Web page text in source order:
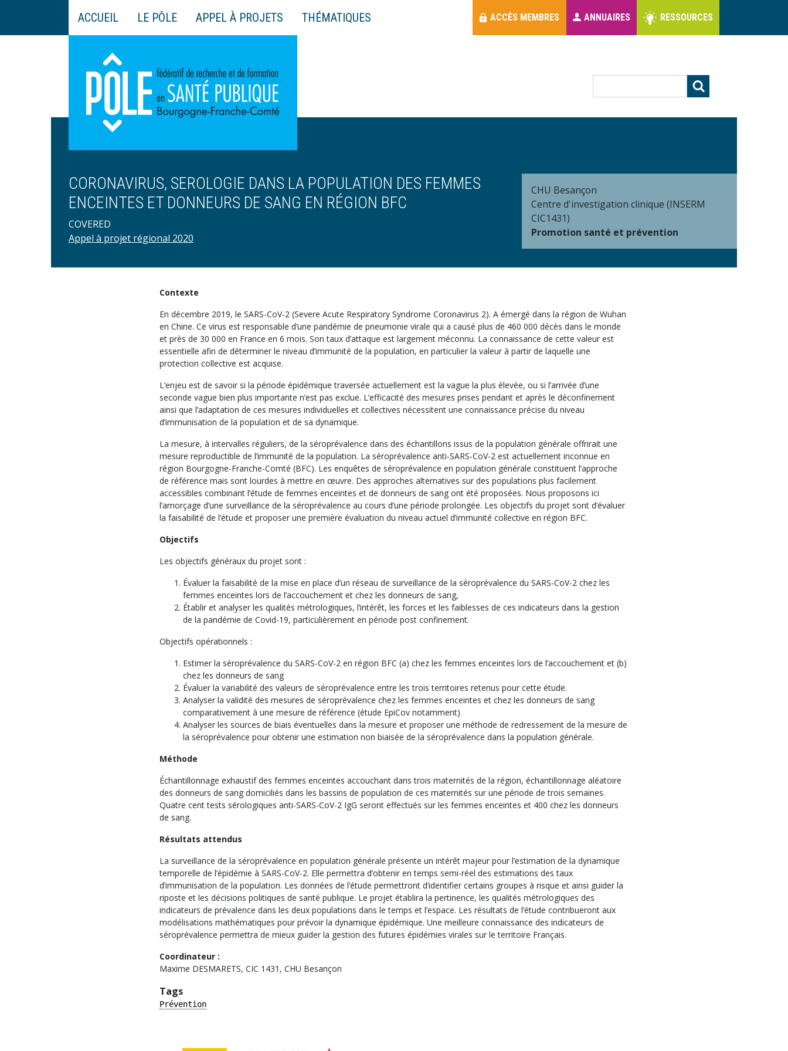
contenu
Main
navigation
ACCUEIL LE PÔLE APPEL À PROJETS THÉMATIQUES
Raccourcis
ACCÈS MEMBRES ANNUAIRES RESSOURCES
CORONAVIRUS, SEROLOGIE DANS LA POPULATION DES FEMMES
ENCEINTES ET DONNEURS DE SANG EN RÉGION BFC
COVERED
Appel à projet régional 2020
CHU Besançon
Centre d'investigation clinique (INSERM
CIC1431)
Promotion santé et prévention
Contexte
En décembre 2019, le SARS-CoV-2 (Severe Acute Respiratory Syndrome Coronavirus 2). A émergé dans la région de Wuhan
en Chine. Ce virus est responsable d’une pandémie de pneumonie virale qui a causé plus de 460 000 décès dans le monde
et près de 30 000 en France en 6 mois. Son taux d’attaque est largement méconnu. La connaissance de cette valeur est
essentielle afin de déterminer le niveau d’immunité de la population, en particulier la valeur à partir de laquelle une
protection collective est acquise.
L’enjeu est de savoir si la période épidémique traversée actuellement est la vague la plus élevée, ou si l’arrivée d’une
seconde vague bien plus importante n’est pas exclue. L’efficacité des mesures prises pendant et après le déconfinement
ainsi que l’adaptation de ces mesures individuelles et collectives nécessitent une connaissance précise du niveau
d’immunisation de la population et de sa dynamique.
La mesure, à intervalles réguliers, de la séroprévalence dans des échantillons issus de la population générale offrirait une
mesure reproductible de l’immunité de la population. La séroprévalence anti-SARS-CoV-2 est actuellement inconnue en
région Bourgogne-Franche-Comté (BFC). Les enquêtes de séroprévalence en population générale constituent l’approche
de référence mais sont lourdes à mettre en œuvre. Des approches alternatives sur des populations plus facilement
accessibles combinant l’étude de femmes enceintes et de donneurs de sang ont été proposées. Nous proposons ici
l’amorçage d’une surveillance de la séroprévalence au cours d’une période prolongée. Les objectifs du projet sont d’évaluer
la faisabilité de l’étude et proposer une première évaluation du niveau actuel d’immunité collective en région BFC.
Objectifs
Les objectifs généraux du projet sont :
Évaluer la faisabilité de la mise en place d’un réseau de surveillance de la séroprévalence du SARS-CoV-2 chez les
femmes enceintes lors de l’accouchement et chez les donneurs de sang,
Établir et analyser les qualités métrologiques, l’intérêt, les forces et les faiblesses de ces indicateurs dans la gestion
de la pandémie de Covid-19, particulièrement en période post confinement.
Objectifs opérationnels :
Estimer la séroprévalence du SARS-CoV-2 en région BFC (a) chez les femmes enceintes lors de l’accouchement et (b)
chez les donneurs de sang
Évaluer la variabilité des valeurs de séroprévalence entre les trois territoires retenus pour cette étude.
Analyser la validité des mesures de séroprévalence chez les femmes enceintes et chez les donneurs de sang
comparativement à une mesure de référence (étude EpiCov notamment)
Analyser les sources de biais éventuelles dans la mesure et proposer une méthode de redressement de la mesure de
la séroprévalence pour obtenir une estimation non biaisée de la séroprévalence dans la population générale.
Méthode
Échantillonnage exhaustif des femmes enceintes accouchant dans trois maternités de la région, échantillonnage aléatoire
des donneurs de sang domiciliés dans les bassins de population de ces maternités sur une période de trois semaines.
Quatre cent tests sérologiques anti-SARS-CoV-2 IgG seront effectués sur les femmes enceintes et 400 chez les donneurs
de sang.
Résultats attendus
La surveillance de la séroprévalence en population générale présente un intérêt majeur pour l’estimation de la dynamique
temporelle de l’épidémie à SARS-CoV-2. Elle permettra d’obtenir en temps semi-réel des estimations des taux
d’immunisation de la population. Les données de l’étude permettront d’identifier certains groupes à risque et ainsi guider la
riposte et les décisions politiques de santé publique. Le projet établira la pertinence, les qualités métrologiques des
indicateurs de prévalence dans les deux populations dans le temps et l’espace. Les résultats de l’étude contribueront aux
modélisations mathématiques pour prévoir la dynamique épidémique. Une meilleure connaissance des indicateurs de
séroprévalence permettra de mieux guider la gestion des futures épidémies virales sur le territoire Français.
Coordinateur :
Maxime DESMARETS, CIC 1431, CHU Besançon
Tags
Prévention